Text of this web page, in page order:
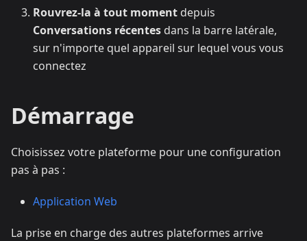
Rouvrez-la à tout moment depuis
Conversations récentes dans la barre latérale,
sur n'importe quel appareil sur lequel vous vous
connectez
Démarrage
Choisissez votre plateforme pour une configuration
pas à pas :
Application Web
La prise en charge des autres plateformes arrive